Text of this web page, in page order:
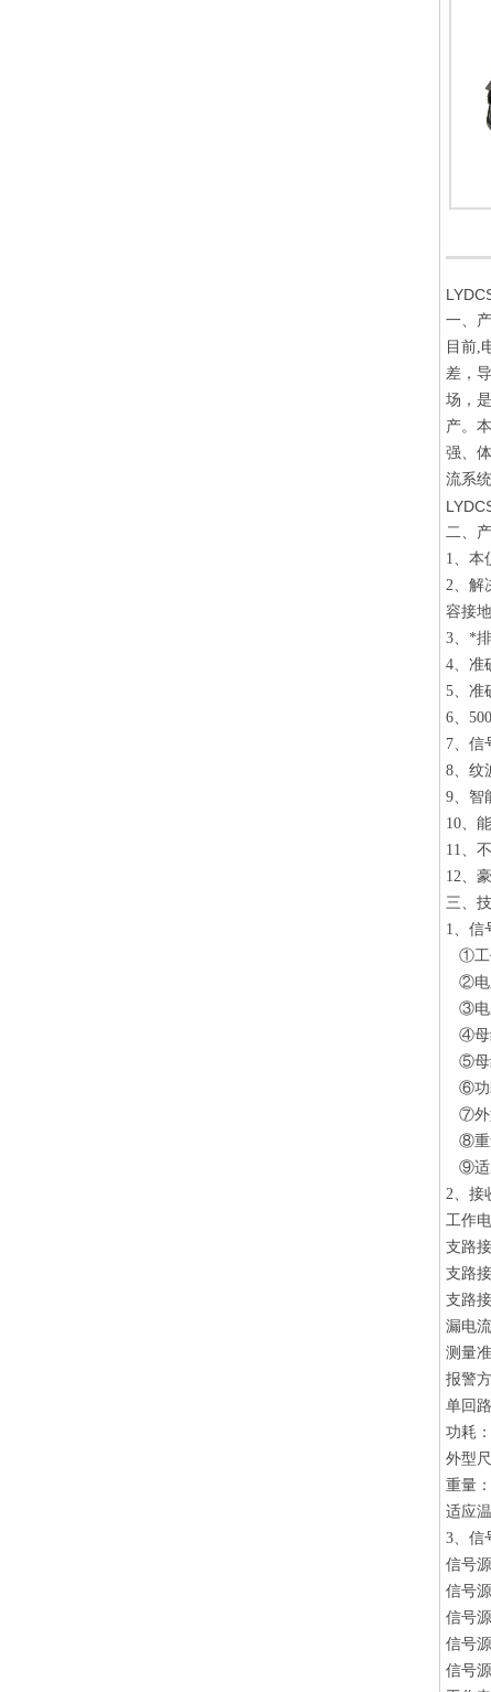
一、
目前,
差，
场，
产。
强、
流系
二、
1、本
2、解
容接
3、*
4、准
5、准
6、
7、信
8、纹
9、智
10、
11、
12、
三、
1、信
①工
②电
③电
④母
⑤母
⑥功
⑦外
⑧重
⑨适
2、接
工作
支路
支路
支路
漏电
测量
报警
单回
功耗
外型
重量
适应
3、信
信号
信号
信号
信号
信号